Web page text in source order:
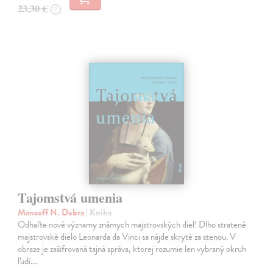
23,30 € ?
Tajomstvá umenia
Mancoff N. Debra| Kniha
Odhaľte nové významy známych majstrovských diel! Dlho stratené
majstrovské dielo Leonarda da Vinci sa nájde skryté za stenou. V
obraze je zašifrovaná tajná správa, ktorej rozumie len vybraný okruh
ľudí.…